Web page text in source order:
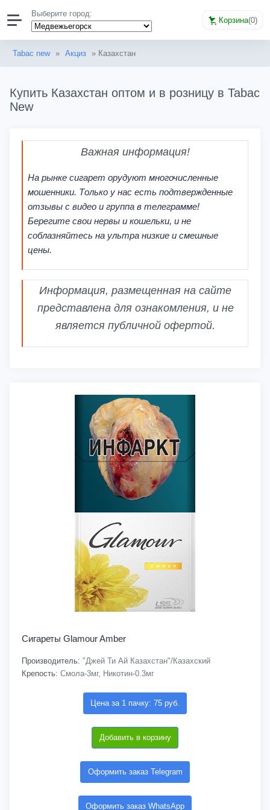
Выберите город:
Корзина(0)
Tabac new » Акциз » Казахстан
Купить Казахстан оптом и в розницу в Tabac
New
Важная информация!
На рынке сигарет орудуют многочисленные
мошенники. Только у нас есть подтвержденные
отзывы с видео и группа в телеграмме!
Берегите свои нервы и кошельки, и не
соблазняйтесь на ультра низкие и смешные
цены.
Информация, размещенная на сайте
представлена для ознакомления, и не
является публичной офертой.
Сигареты Glamour Amber
Производитель: "Джей Ти Ай Казахстан"/Казахский
Крепость: Смола-3мг, Никотин-0.3мг
Цена за 1 пачку: 75 руб.
Добавить в корзину
Оформить заказ Telegram
Оформить заказ WhatsApp